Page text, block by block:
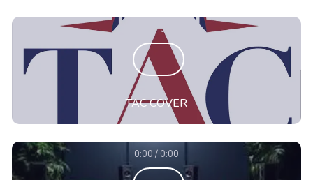
0:00 / 0:00
TAC COVER
0:00 / 0:00